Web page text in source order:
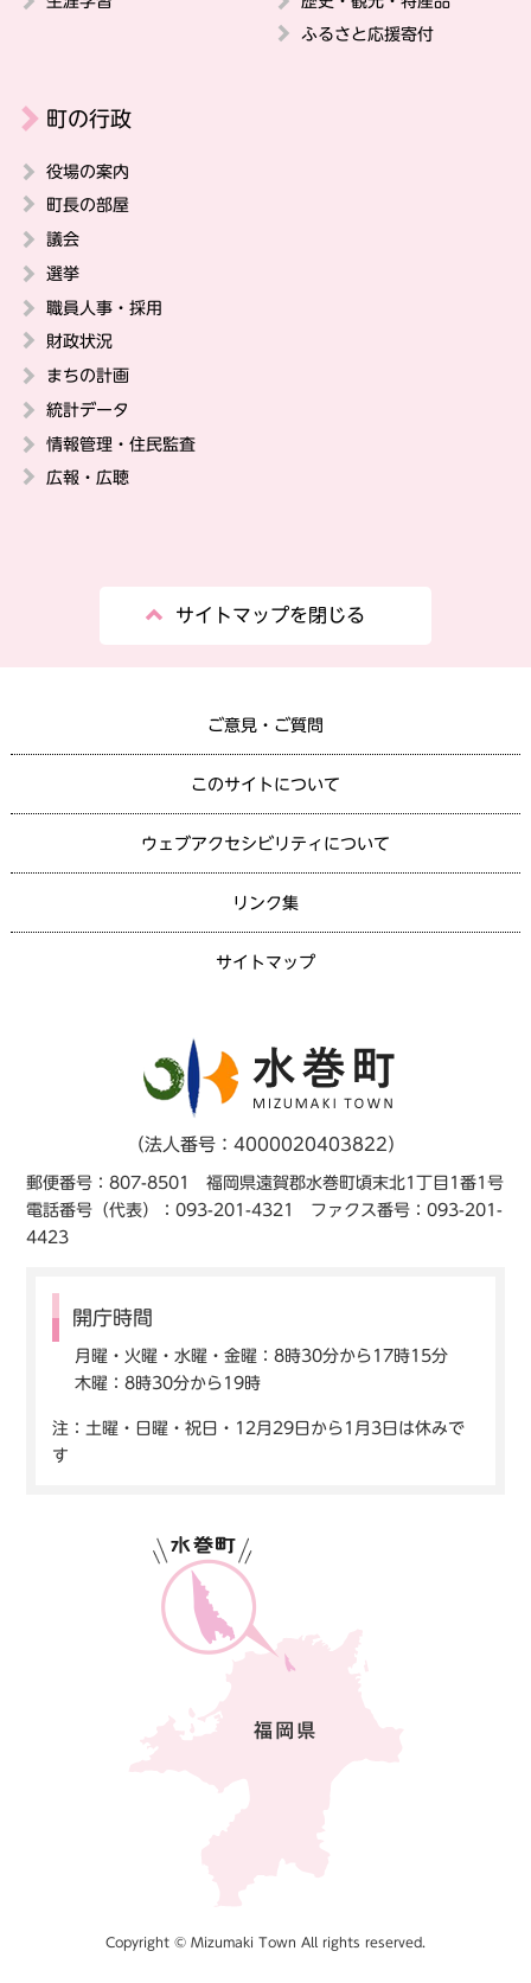
ふるさと応援寄付
町の行政
役場の案内
町長の部屋
議会
選挙
職員人事・採用
財政状況
まちの計画
統計データ
情報管理・住民監査
広報・広聴
サイトマップを閉じる
ご意見・ご質問
このサイトについて
ウェブアクセシビリティについて
リンク集
サイトマップ
（法人番号：4000020403822）
郵便番号：807-8501 福岡県遠賀郡水巻町頃末北1丁目1番1号
電話番号（代表）：093-201-4321 ファクス番号：093-201-
4423
開庁時間
月曜・火曜・水曜・金曜：8時30分から17時15分
木曜：8時30分から19時
注：土曜・日曜・祝日・12月29日から1月3日は休みで
す
Copyright © Mizumaki Town All rights reserved.